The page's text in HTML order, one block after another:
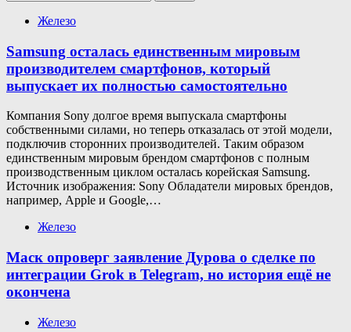
Железо
Samsung осталась единственным мировым
производителем смартфонов, который
выпускает их полностью самостоятельно
Компания Sony долгое время выпускала смартфоны
собственными силами, но теперь отказалась от этой модели,
подключив сторонних производителей. Таким образом
единственным мировым брендом смартфонов с полным
производственным циклом осталась корейская Samsung.
Источник изображения: Sony Обладатели мировых брендов,
например, Apple и Google,…
Железо
Маск опроверг заявление Дурова о сделке по
интеграции Grok в Telegram, но история ещё не
окончена
Железо